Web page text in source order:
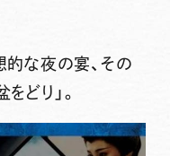
的な夜の宴、その
をどり 」。